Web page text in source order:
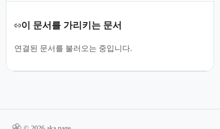
이 문서를 가리키는 문서
연결된 문서를 불러오는 중입니다.